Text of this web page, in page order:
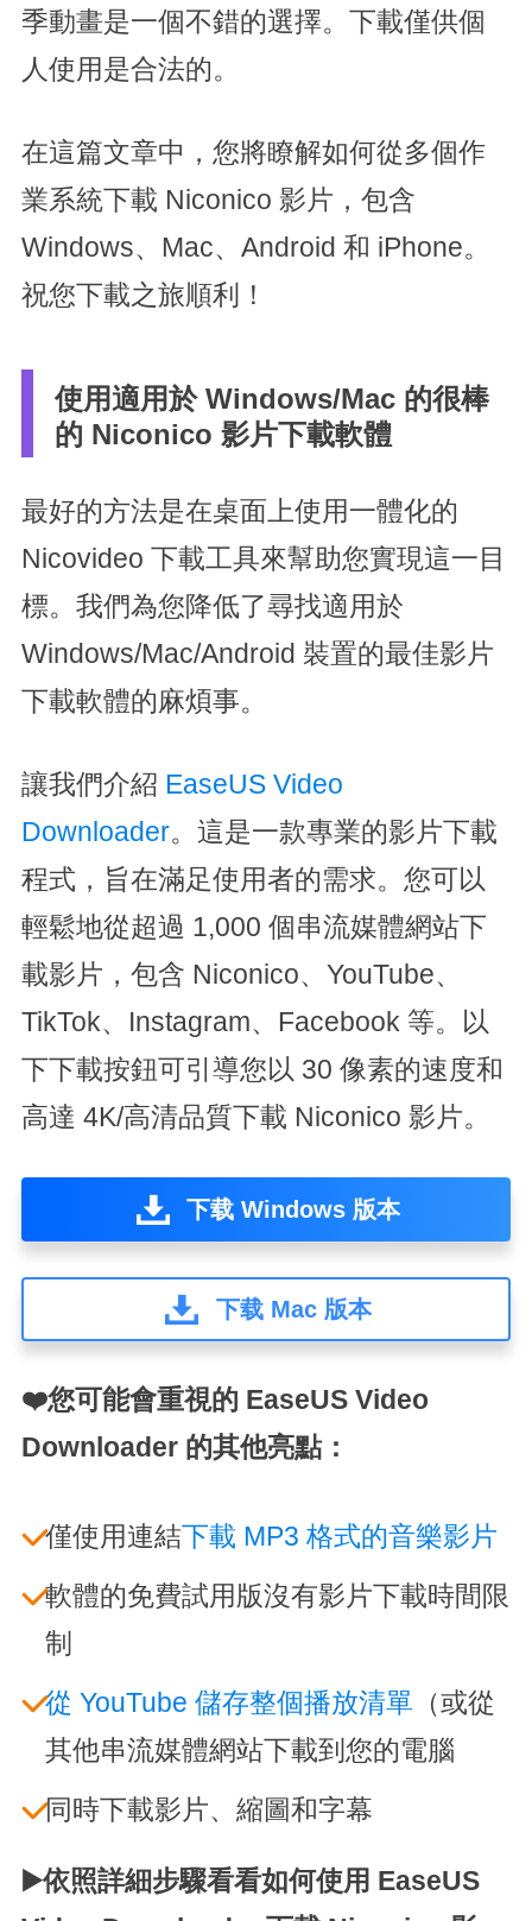
季動畫是一個不錯的選擇。下載僅供個
人使用是合法的。
在這篇文章中，您將瞭解如何從多個作
業系統下載 Niconico 影片，包含
Windows、Mac、Android 和 iPhone。
祝您下載之旅順利！
使用適用於 Windows/Mac 的很棒
的 Niconico 影片下載軟體
最好的方法是在桌面上使用一體化的
Nicovideo 下載工具來幫助您實現這一目
標。我們為您降低了尋找適用於
Windows/Mac/Android 裝置的最佳影片
下載軟體的麻煩事。
讓我們介紹 EaseUS Video
Downloader。這是一款專業的影片下載
程式，旨在滿足使用者的需求。您可以
輕鬆地從超過 1,000 個串流媒體網站下
載影片，包含 Niconico、YouTube、
TikTok、Instagram、Facebook 等。以
下下載按鈕可引導您以 30 像素的速度和
高達 4K/高清品質下載 Niconico 影片。
下载 Windows 版本
下载 Mac 版本
❤️您可能會重視的 EaseUS Video
Downloader 的其他亮點：
僅使用連結下載 MP3 格式的音樂影片
軟體的免費試用版沒有影片下載時間限
制
從 YouTube 儲存整個播放清單 （或從
其他串流媒體網站下載到您的電腦
同時下載影片、縮圖和字幕
▶️依照詳細步驟看看如何使用 EaseUS